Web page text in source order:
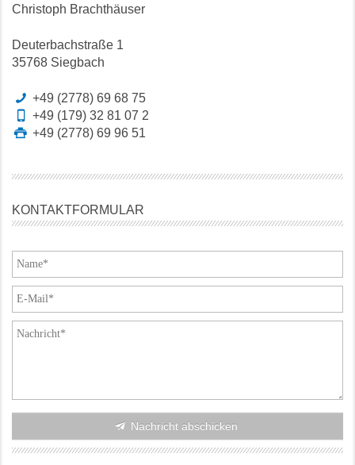
Christoph Brachthäuser
Deuterbachstraße 1
35768 Siegbach
Telefon:
+49 (2778) 69 68 75
Mobil:
+49 (179) 32 81 07 2
Fax:
+49 (2778) 69 96 51
KONTAKTFORMULAR
Nachricht abschicken